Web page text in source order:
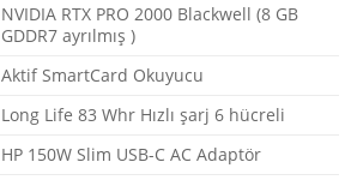
NVIDIA RTX PRO 2000 Blackwell (8 GB
GDDR7 ayrılmış )
Aktif SmartCard Okuyucu
Long Life 83 Whr Hızlı şarj 6 hücreli
HP 150W Slim USB-C AC Adaptör